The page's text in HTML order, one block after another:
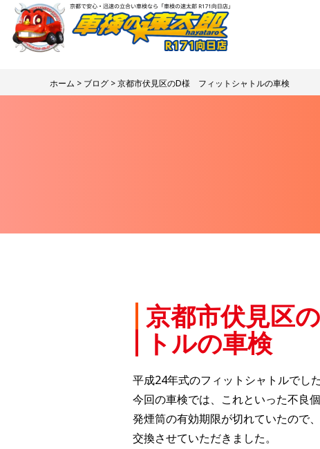
ホーム > ブログ > 京都市伏見区のD様 フィットシャトルの車検
京都市伏見区
トルの車検
平成24年式のフィットシャトルでし
今回の車検では、これといった不良
発煙筒の有効期限が切れていたので
交換させていただきました。